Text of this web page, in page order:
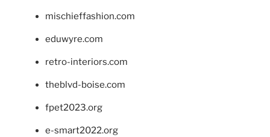
mischieffashion.com
eduwyre.com
retro-interiors.com
theblvd-boise.com
fpet2023.org
e-smart2022.org